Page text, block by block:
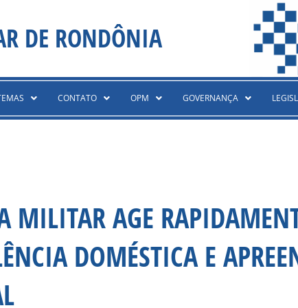
DE RONDÔNIA
CONTATO OPM GOVERNANÇA
MILITAR AGE
DOMÉSTICA E